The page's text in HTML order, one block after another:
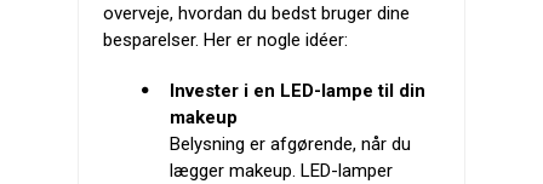
overveje, hvordan du bedst bruger dine
besparelser. Her er nogle idéer:
Invester i en LED-lampe til din
makeup
Belysning er afgørende, når du
lægger makeup. LED-lamper